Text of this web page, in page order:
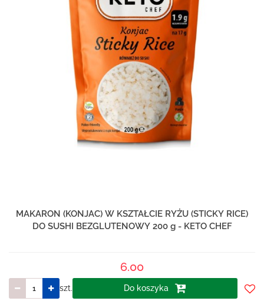
MAKARON (KONJAC) W KSZTAŁCIE RYŻU (STICKY RICE)
DO SUSHI BEZGLUTENOWY 200 g - KETO CHEF
6.00
szt. Do koszyka